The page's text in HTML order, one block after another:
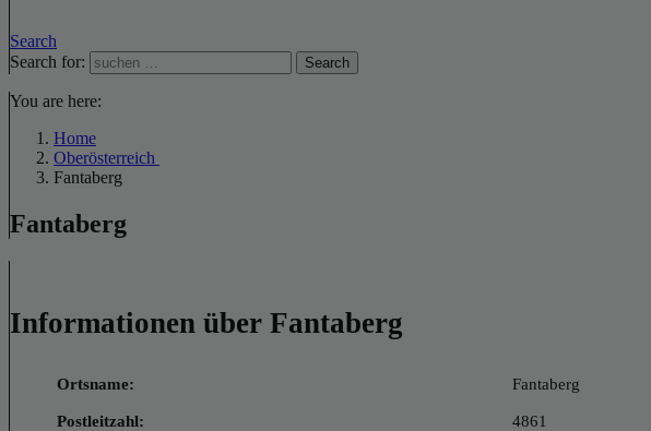
Search
Search for:
Search
You are here:
Home
Oberösterreich
Fantaberg
Fantaberg
Informationen über Fantaberg
Ortsname: Fantaberg
Postleitzahl: 4861